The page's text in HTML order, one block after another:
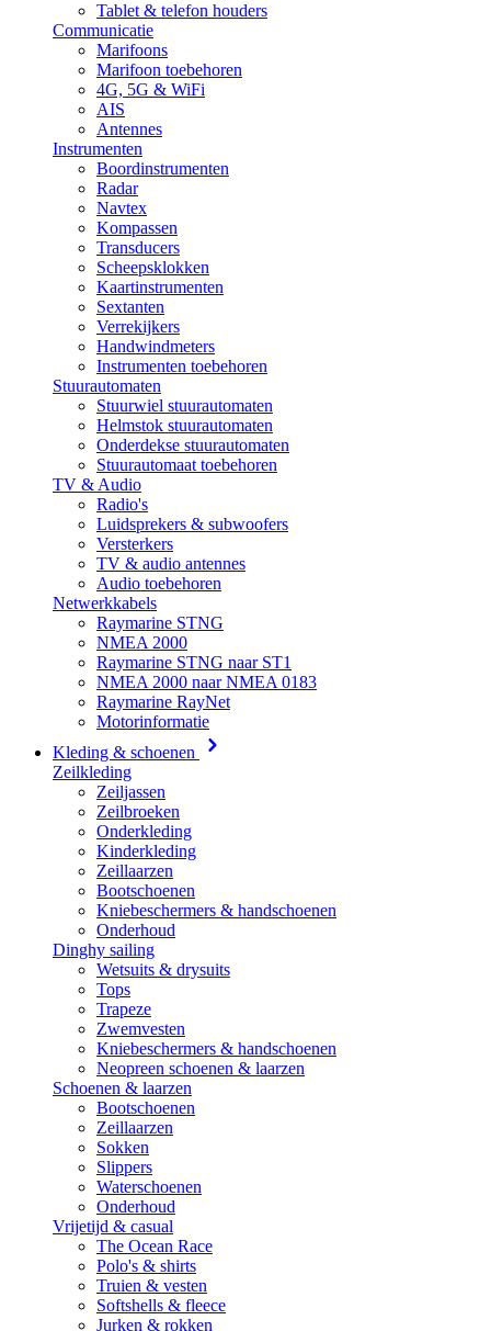
Tablet & telefon houders
Communicatie
Marifoons
Marifoon toebehoren
4G, 5G & WiFi
AIS
Antennes
Instrumenten
Boordinstrumenten
Radar
Navtex
Kompassen
Transducers
Scheepsklokken
Kaartinstrumenten
Sextanten
Verrekijkers
Handwindmeters
Instrumenten toebehoren
Stuurautomaten
Stuurwiel stuurautomaten
Helmstok stuurautomaten
Onderdekse stuurautomaten
Stuurautomaat toebehoren
TV & Audio
Radio's
Luidsprekers & subwoofers
Versterkers
TV & audio antennes
Audio toebehoren
Netwerkkabels
Raymarine STNG
NMEA 2000
Raymarine STNG naar ST1
NMEA 2000 naar NMEA 0183
Raymarine RayNet
Motorinformatie
Kleding & schoenen
Zeilkleding
Zeiljassen
Zeilbroeken
Onderkleding
Kinderkleding
Zeillaarzen
Bootschoenen
Kniebeschermers & handschoenen
Onderhoud
Dinghy sailing
Wetsuits & drysuits
Tops
Trapeze
Zwemvesten
Kniebeschermers & handschoenen
Neopreen schoenen & laarzen
Schoenen & laarzen
Bootschoenen
Zeillaarzen
Sokken
Slippers
Waterschoenen
Onderhoud
Vrijetijd & casual
The Ocean Race
Polo's & shirts
Truien & vesten
Softshells & fleece
Jurken & rokken